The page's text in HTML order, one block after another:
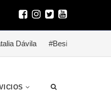
#Besitoterapia para un héroe